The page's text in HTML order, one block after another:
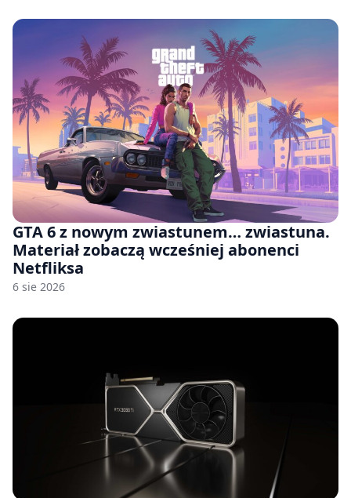
GTA 6 z nowym zwiastunem… zwiastuna.
Materiał zobaczą wcześniej abonenci
Netfliksa
6 sie 2026